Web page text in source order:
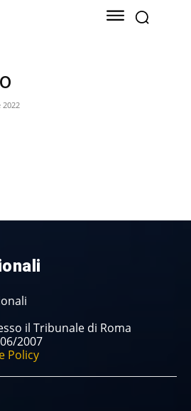
2022
il Tribunale di Roma
2007
Policy